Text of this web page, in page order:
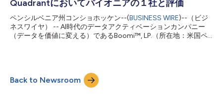
る業務基盤（エージェント型ワークフォース）で稼働するすべて
のCortex Agentを、監視・管理・統制できるようになります。 ◼️
Boomi 会長兼CEO Steve Lucasのコメント お客さまはAIエー...
Quadrantにおいてパイオニアの１社と評価
ペンシルベニア州コンショホッケン--(BUSINESS WIRE)--（ビジ
ネスワイヤ） -- AI時代のデータアクティベーションカンパニー
（データを価値に変える）であるBoomi™, LP.（所在地：米国ペ
Code Agent Builders）の新興市場を評価したガートナー社のレ
ポート「Gartner® Emerging Market Quadrant for No-Code
Agent Builders」において、パイオニア・クアドラントに位置づ
Back to Newsroom